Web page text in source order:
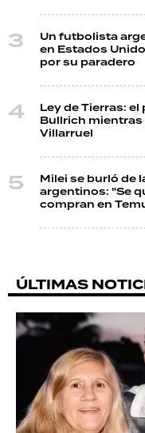
Un futbolista
en Estados
por su paradero
Ley de Tierras:
Bullrich mientras
Villarruel
Milei se burló de
argentinos: "Se
compran en
ÚLTIMAS